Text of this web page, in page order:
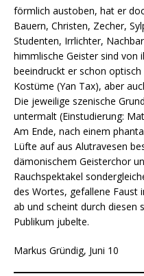
förmlich austoben, hat er
Bauern, Christen, Zecher,
Studenten, Irrlichter,
himmlische Geister sind von
beeindruckt er schon
Kostüme (Yan Tax), aber
Die jeweilige szenische
untermalt (Einstudierung:
Am Ende, nach einem
Lüfte auf aus Alutravesen
dämonischem Geisterchor
Rauchspektakel
des Wortes, gefallene Faust
ab und scheint durch diesen
Publikum jubelte.
Markus Gründig, Juni 10